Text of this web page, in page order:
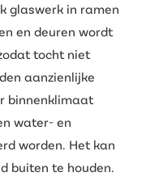
glaswerk in ramen
en deuren wordt
tocht niet
aanzienlijke
binnenklimaat
water- en
worden. Het kan
buiten te houden.